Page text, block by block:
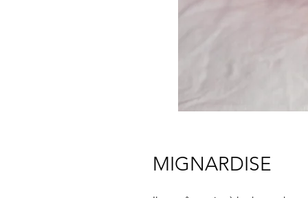
MIGNARDISE